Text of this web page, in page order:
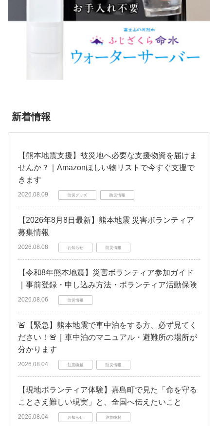
新着情報
【熊本地震支援】被災地へ必要な支援物資を届けま
せんか？｜Amazonほしい物リストで今すぐ支援で
きます
2026.08.09 防災グッズ 防災情報
【2026年8月8日最新】熊本地震 災害ボランティア
募集情報
2026.08.08 お知らせ 防災情報
【令和8年熊本地震】災害ボランティア参加ガイド
｜事前登録・申し込み方法・ボランティア活動保険
2026.08.06 防災情報
🚨【緊急】熊本地震で車中泊をする方、必ず見てく
ださい！🚨｜車中泊のマニュアル・避難所の場所が
分かります
2026.08.04 注意喚起 防災情報
【現地ボランティア体験】嘉島町で見た「命を守る
ことさえ難しい現実」と、全国へ伝えたいこと
2026.08.04 お知らせ 注意喚起